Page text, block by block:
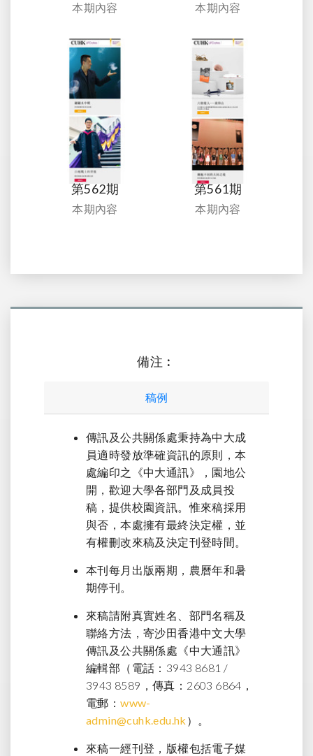
本期內容 本期內容
第562期
本期內容
第561期
本期內容
備注︰
稿例
傳訊及公共關係處秉持為中大成
員適時發放準確資訊的原則，本
處編印之《中大通訊》，園地公
開，歡迎大學各部門及成員投
稿，提供校園資訊。惟來稿採用
與否，本處擁有最終決定權，並
有權刪改來稿及決定刊登時間。
本刊每月出版兩期，農曆年和暑
期停刊。
來稿請附真實姓名、部門名稱及
聯絡方法，寄沙田香港中文大學
傳訊及公共關係處《中大通訊》
編輯部（電話：3943 8681 /
3943 8589，傳真：2603 6864，
電郵：www-
admin@cuhk.edu.hk ）。
來稿一經刊登，版權包括電子媒